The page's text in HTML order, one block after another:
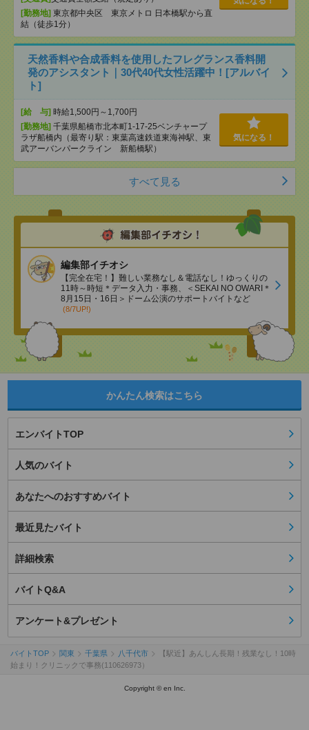
[勤務地] 東京都中央区 東京メトロ 日本橋駅から直
結（徒歩1分）
天然香料や合成香料を使用したフレグランス香料開
発のアシスタント｜30代40代女性活躍中！[アルバイ
ト]
[給 与] 時給1,500円～1,700円
[勤務地] 千葉県船橋市北本町1-17-25ベンチャープ
ラザ船橋内（最寄り駅：東葉高速鉄道東海神駅、東
武アーバンパークライン 新船橋駅）
気になる！
すべて見る
編集部イチオシ
【完全在宅！】難しい業務なし＆電話なし！ゆっくりの
11時～時短＊データ入力・事務、＜SEKAI NO OWARI＊
8月15日・16日＞ドーム公演のサポートバイトなど
(8/7UP!)
かんたん検索はこちら
エンバイトTOP
人気のバイト
あなたへのおすすめバイト
最近見たバイト
詳細検索
バイトQ&A
アンケート&プレゼント
バイトTOP 関東 千葉県 八千代市
【駅近】あんしん長期！残業なし！10時
始まり！クリニックで事務(110626973）
Copyright © en Inc.